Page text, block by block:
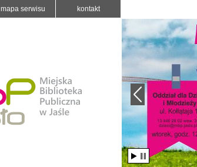
mapa serwisu kontakt